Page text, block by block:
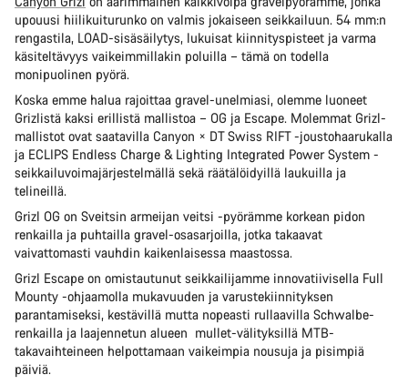
upouusi hiilikuiturunko on valmis jokaiseen seikkailuun. 54 mm:n
rengastila, LOAD-sisäsäilytys, lukuisat kiinnityspisteet ja varma
käsiteltävyys vaikeimmillakin poluilla – tämä on todella
monipuolinen pyörä.
Koska emme halua rajoittaa gravel-unelmiasi, olemme luoneet
Grizlistä kaksi erillistä mallistoa – OG ja Escape. Molemmat Grizl-
mallistot ovat saatavilla Canyon × DT Swiss RIFT -joustohaarukalla
ja ECLIPS Endless Charge & Lighting Integrated Power System -
seikkailuvoimajärjestelmällä sekä räätälöidyillä laukuilla ja
telineillä.
Grizl OG on Sveitsin armeijan veitsi -pyörämme korkean pidon
renkailla ja puhtailla gravel-osasarjoilla, jotka takaavat
vaivattomasti vauhdin kaikenlaisessa maastossa.
Grizl Escape on omistautunut seikkailijamme innovatiivisella Full
Mounty -ohjaamolla mukavuuden ja varustekiinnityksen
parantamiseksi, kestävillä mutta nopeasti rullaavilla Schwalbe-
renkailla ja laajennetun alueen mullet-välityksillä MTB-
takavaihteineen helpottamaan vaikeimpia nousuja ja pisimpiä
päiviä.